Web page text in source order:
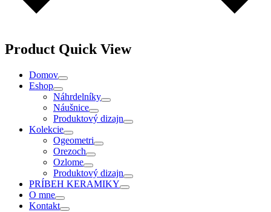
Product Quick View
Domov
Eshop
Náhrdelníky
Náušnice
Produktový dizajn
Kolekcie
Ogeometri
Orezoch
Ozlome
Produktový dizajn
PRÍBEH KERAMIKY
O mne
Kontakt